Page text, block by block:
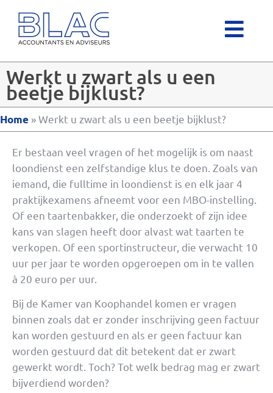
Werkt u zwart als u een
beetje bijklust?
Home »Werkt u zwart als u een beetje bijklust?
Er bestaan veel vragen of het mogelijk is om naast
loondienst een zelfstandige klus te doen. Zoals van
iemand, die fulltime in loondienst is en elk jaar 4
praktijkexamens afneemt voor een MBO-instelling.
Of een taartenbakker, die onderzoekt of zijn idee
kans van slagen heeft door alvast wat taarten te
verkopen. Of een sportinstructeur, die verwacht 10
uur per jaar te worden opgeroepen om in te vallen
à 20 euro per uur.
Bij de Kamer van Koophandel komen er vragen
binnen zoals dat er zonder inschrijving geen factuur
kan worden gestuurd en als er geen factuur kan
worden gestuurd dat dit betekent dat er zwart
gewerkt wordt. Toch? Tot welk bedrag mag er zwart
bijverdiend worden?